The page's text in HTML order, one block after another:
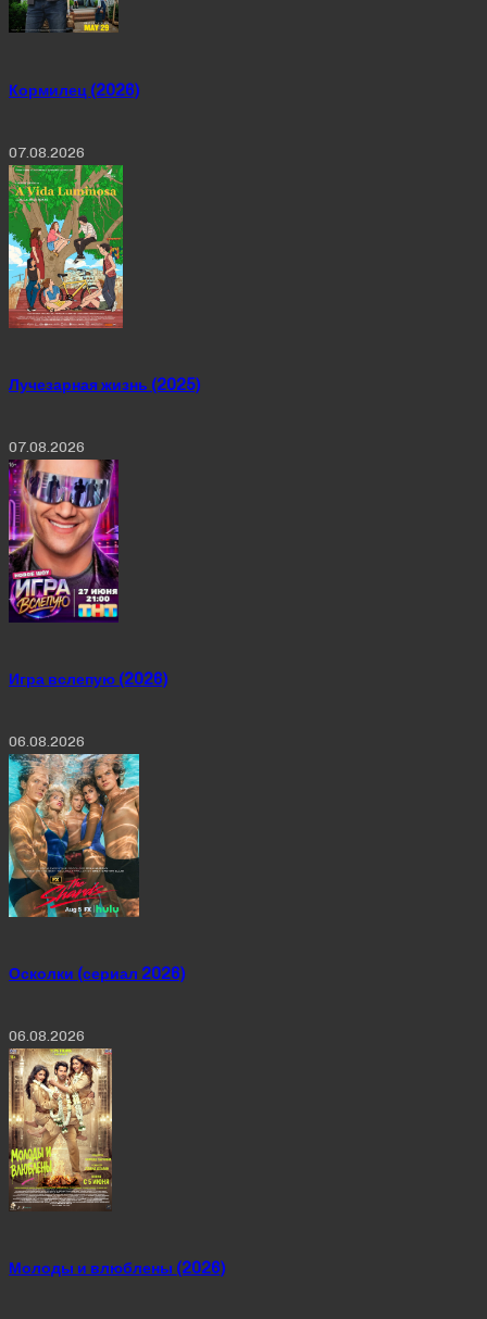
Кормилец (2026)
07.08.2026
Лучезарная жизнь (2025)
07.08.2026
Игра вслепую (2026)
06.08.2026
Осколки (сериал 2026)
06.08.2026
Молоды и влюблены (2026)